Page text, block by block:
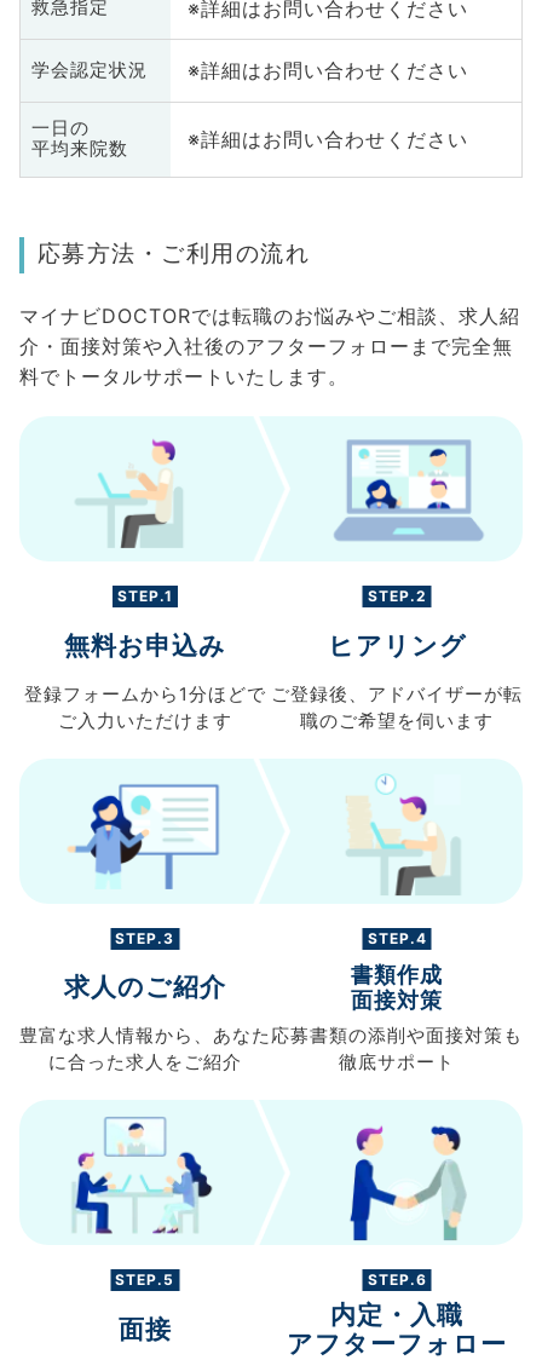
救急指定 ※詳細はお問い合わせください
学会認定状況 ※詳細はお問い合わせください
一日の
平均来院数
※詳細はお問い合わせください
応募方法・ご利用の流れ
マイナビDOCTORでは転職のお悩みやご相談、求人紹
介・面接対策や入社後のアフターフォローまで完全無
料でトータルサポートいたします。
STEP.1
無料お申込み
登録フォームから 1分ほどで
ご入力 いただけます
STEP.2
ヒアリング
ご登録後、 アドバイザーが転
職のご希望を伺います
STEP.3
求人のご紹介
豊富な求人情報から、 あなた
に合った求人を ご紹介
STEP.4
書類作成
面接対策
応募書類の添削や面接対策も
徹底サポート
STEP.5
面接
STEP.6
内定・入職
アフターフォロー